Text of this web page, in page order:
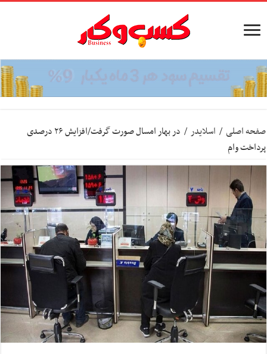
صفحه اصلی / اسلایدر /
در بهار امسال صورت گرفت/افزایش ۲۶ درصدی
پرداخت وام